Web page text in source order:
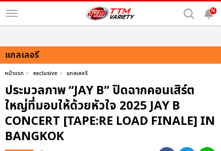
N
แกลเลอรี
หน้าแรก exclusive แกลเลอรี
ประมวลภาพ “JAY B” ปิดฉากคอนเสิร์ต
ใหญ่ที่มอบให้ด้วยหัวใจ 2025 JAY B
CONCERT [TAPE:RE LOAD FINALE] IN
BANGKOK